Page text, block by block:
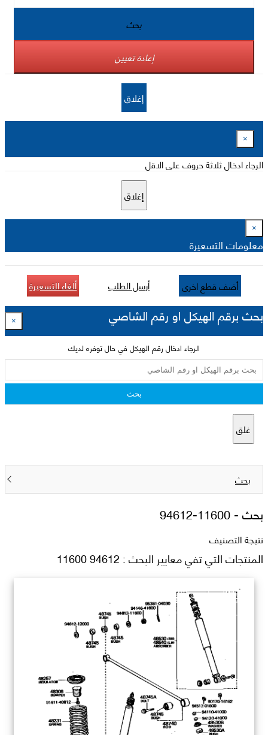
بحث
إعادة تعيين
إغلاق
×
الرجاء ادخال ثلاثة حروف على الاقل
إغلاق
×
معلومات التسعيرة
أضف قطع اخرى أرسل الطلب ألغاء التسعيرة
بحث برقم الهيكل او رقم الشاصي ×
الرجاء ادخال رقم الهيكل في حال توفره لديك
بحث
غلق
بحث
بحث -94612-11600
نتيجة التصنيف
المنتجات التي تفي معايير البحث : 94612 11600